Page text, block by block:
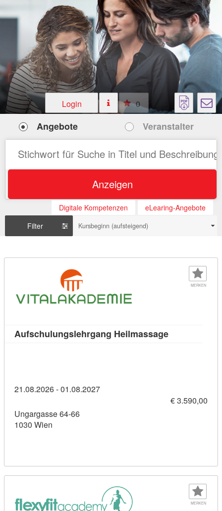
Login 0
Angebote Veranstalter
Anzeigen
Digitale Kompetenzen
eLearing-Angebote
Filter
Kursbeginn (aufsteigend)
MERKEN
Aufschulungslehrgang HeilmassageKursdetail:
21.08.2026 - 01.08.2027
€ 3.590,00
Ungargasse 64-66
1030 Wien
MERKEN